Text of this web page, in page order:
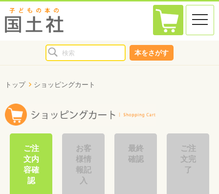
toggle
本をさがす
トップ ショッピングカート
ご注
文内
容確
認
お客
様情
報記
入
最終
確認
ご注
文完
了